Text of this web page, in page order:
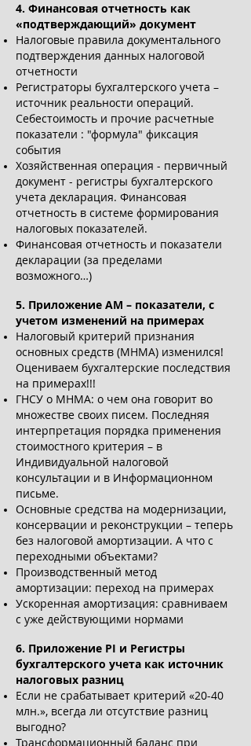
4. Финансовая отчетность как
«подтверждающий» документ
Налоговые правила документального
подтверждения данных налоговой
отчетности
Регистраторы бухгалтерского учета –
источник реальности операций.
Себестоимость и прочие расчетные
показатели : "формула" фиксация
события
Хозяйственная операция - первичный
документ - регистры бухгалтерского
учета декларация. Финансовая
отчетность в системе формирования
налоговых показателей.
Финансовая отчетность и показатели
декларации (за пределами
возможного…)
5. Приложение АМ – показатели, с
учетом изменений на примерах
Налоговый критерий признания
основных средств (МНМА) изменился!
Оцениваем бухгалтерские последствия
на примерах!!!
ГНСУ о МНМА: о чем она говорит во
множестве своих писем. Последняя
интерпретация порядка применения
стоимостного критерия – в
Индивидуальной налоговой
консультации и в Информационном
письме.
Основные средства на модернизации,
консервации и реконструкции – теперь
без налоговой амортизации. А что с
переходными объектами?
Производственный метод
амортизации: переход на примерах
Ускоренная амортизация: сравниваем
с уже действующими нормами
6. Приложение РІ и Регистры
бухгалтерского учета как источник
налоговых разниц
Если не срабатывает критерий «20-40
млн.», всегда ли отсутствие разниц
выгодно?
Трансформационный баланс при